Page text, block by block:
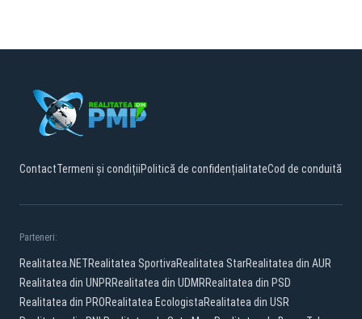
ContactTermeni și condițiiPolitică de confidențialitateCod de conduită
Parteneri:
Realitatea.NETRealitatea SportivaRealitatea StarRealitatea din AUR
Realitatea din UNPRRealitatea din UDMRRealitatea din PSD
Realitatea din PRORealitatea EcologistaRealitatea din USR